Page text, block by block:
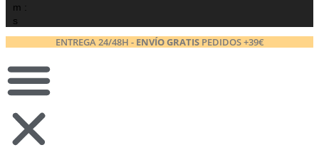
m :
s
ENTREGA 24/48H - ENVÍO GRATISPEDIDOS +39€